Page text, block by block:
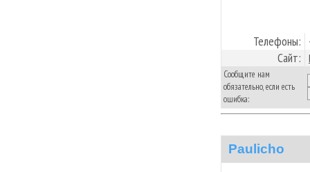
Телефоны:
Сайт:
Сообщите нам
обязательно, если есть
ошибка:
Paulicho